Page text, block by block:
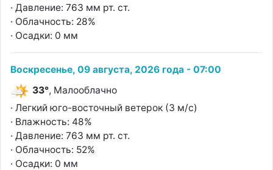
· Давление: 763 мм рт. ст.
· Облачность: 28%
· Осадки: 0 мм
Воскресенье, 09 августа, 2026 года - 07:00
33°, Малооблачно
· Легкий юго-восточный ветерок (3 м/с)
· Влажность: 48%
· Давление: 763 мм рт. ст.
· Облачность: 52%
· Осадки: 0 мм